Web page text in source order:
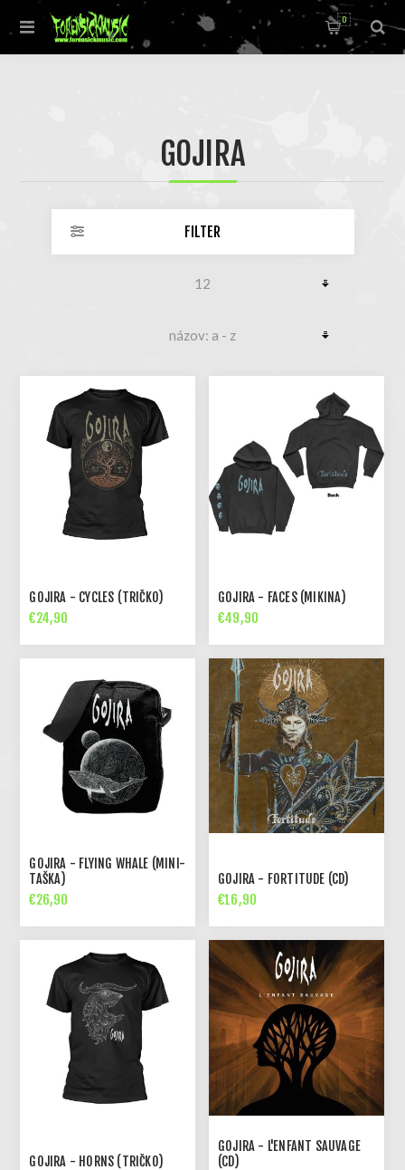
0
GOJIRA
FILTER
GOJIRA - CYCLES (TRIČKO)
€24,90
GOJIRA - FACES (MIKINA)
€49,90
GOJIRA - FLYING WHALE (MINI-
TAŠKA)
€26,90
GOJIRA - FORTITUDE (CD)
€16,90
GOJIRA - HORNS (TRIČKO)
GOJIRA - L'ENFANT SAUVAGE
(CD)